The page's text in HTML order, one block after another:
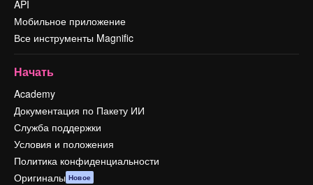
API
Мобильное приложение
Все инструменты Magnific
Начать
Academy
Документация по Пакету ИИ
Служба поддержки
Условия и положения
Политика конфиденциальности
Оригиналы Новое